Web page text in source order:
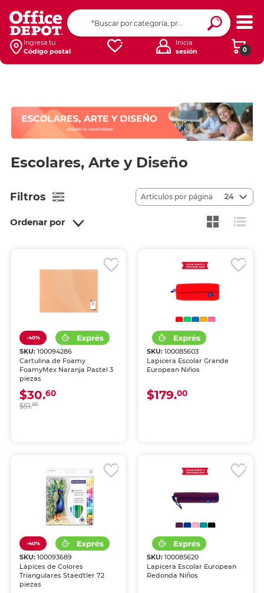
Ingresa tu
Código postal
0
Inicia
sesión
Escolares, Arte y Diseño
Filtros
Ordenar por
Artículos por página 24
-40%
SKU:100094286
Cartulina de Foamy
FoamyMex Naranja Pastel 3
piezas
$30.60
$51.00
SKU: 100085603
Lapicera Escolar Grande
European Niños
$179.00
-40%
SKU:100093689
Lápices de Colores
Triangulares Staedtler 72
piezas
SKU: 100085620
Lapicera Escolar European
Redonda Niños